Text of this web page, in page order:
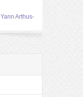
Yann Arthus-